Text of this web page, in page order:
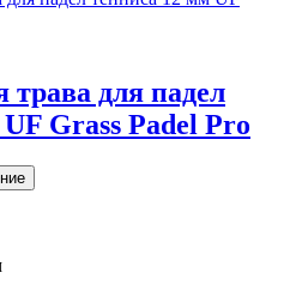
трава для падел
Grass Padel Pro